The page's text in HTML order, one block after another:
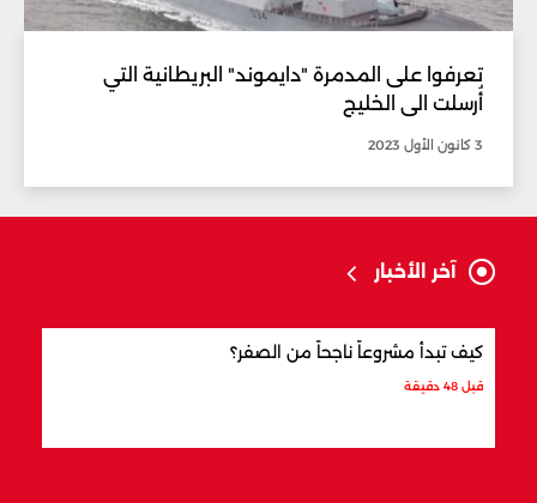
تعرفوا على المدمرة "دايموند" البريطانية التي
أُرسلت الى الخليج
3 كانون الأول 2023
آخر الأخبار
كيف تبدأ مشروعاً ناجحاً من الصفر؟
قبل 48 دقيقة